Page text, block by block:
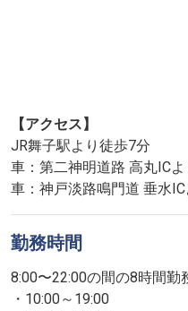
【アクセス】
JR舞子駅より徒歩7分
車：第二神明道路 高丸IC
車：神戸淡路鳴門道 垂水
勤務時間
8:00〜22:00の間の8時間勤
・10:00～19:00